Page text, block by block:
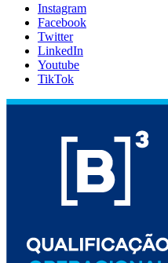
Instagram
Facebook
Twitter
LinkedIn
Youtube
TikTok